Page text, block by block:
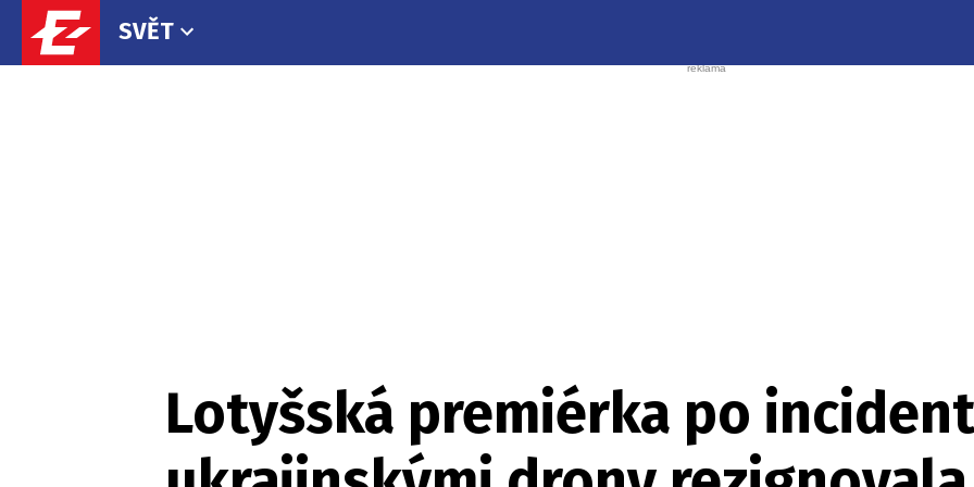
SVĚT
Lotyšská premiérka po